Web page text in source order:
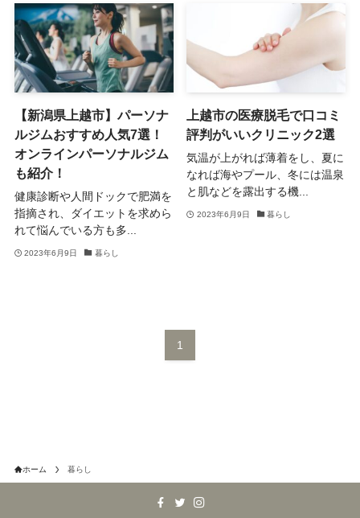
【新潟県上越市】パーソナ
ルジムおすすめ人気7選！
オンラインパーソナルジム
も紹介！
健康診断や人間ドックで肥満を
指摘され、ダイエットを求めら
れて悩んでいる方も多...
2023年6月9日 暮らし
上越市の医療脱毛で口コミ
評判がいいクリニック2選
気温が上がれば薄着をし、夏に
なれば海やプール、冬には温泉
と肌などを露出する機...
2023年6月9日 暮らし
1
ホーム 暮らし